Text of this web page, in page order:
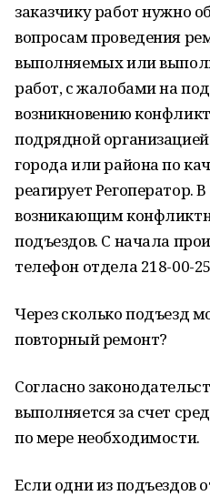
заказчику работ нужно
вопросам проведения
выполняемых или
работ, с жалобами на
возникновению
подрядной
города или района по
реагирует Регоператор.
возникающим
подъездов. С начала
телефон отдела 218-00-
Через сколько подъезд
повторный ремонт?
Согласно
выполняется за счет
по мере необходимости.
Если одни из подъездов